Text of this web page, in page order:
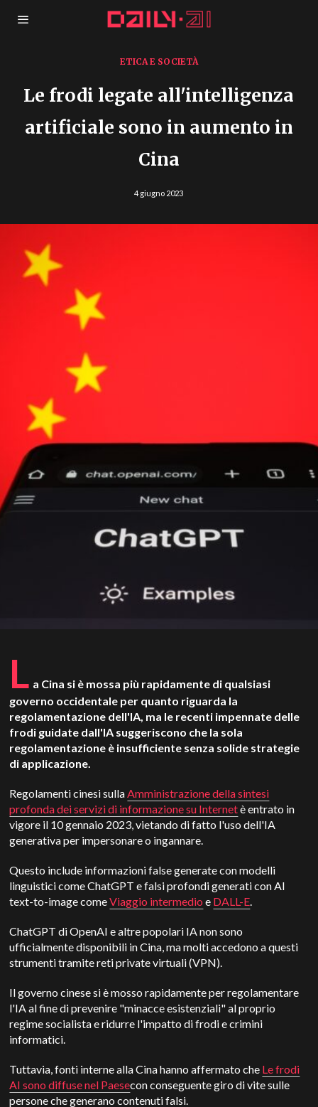
ETICA E SOCIETÀ
Le frodi legate all'intelligenza
artificiale sono in aumento in
Cina
4 giugno 2023
L a Cina si è mossa più rapidamente di qualsiasi
governo occidentale per quanto riguarda la
regolamentazione dell'IA, ma le recenti impennate delle
frodi guidate dall'IA suggeriscono che la sola
regolamentazione è insufficiente senza solide strategie
di applicazione.
Regolamenti cinesi sullaAmministrazione della sintesi
profonda dei servizi di informazione su Internetè entrato in
vigore il 10 gennaio 2023, vietando di fatto l'uso dell'IA
generativa per impersonare o ingannare.
Questo include informazioni false generate con modelli
linguistici come ChatGPT e falsi profondi generati con AI
text-to-image comeViaggio intermedio e DALL-E.
ChatGPT di OpenAI e altre popolari IA non sono
ufficialmente disponibili in Cina, ma molti accedono a questi
strumenti tramite reti private virtuali (VPN).
Il governo cinese si è mosso rapidamente per regolamentare
l'IA al fine di prevenire "minacce esistenziali" al proprio
regime socialista e ridurre l'impatto di frodi e crimini
informatici.
Tuttavia, fonti interne alla Cina hanno affermato che Le frodi
AI sono diffuse nel Paesecon conseguente giro di vite sulle
persone che generano contenuti falsi.